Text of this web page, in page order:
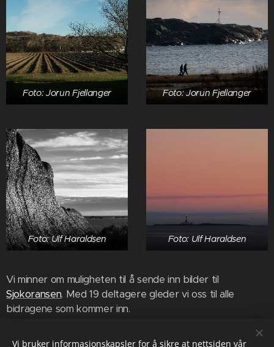
Foto: Jorun Fjellanger Foto: Jorun Fjellanger
Foto: Ulf Haraldsen Foto: Ulf Haraldsen
Vi minner om muligheten til å sende inn bilder til
Sjokoransen. Med 19 deltagere gleder vi oss til alle
bidragene som kommer inn.
Vi bruker informasjonskapsler for å sikre at nettsiden vår